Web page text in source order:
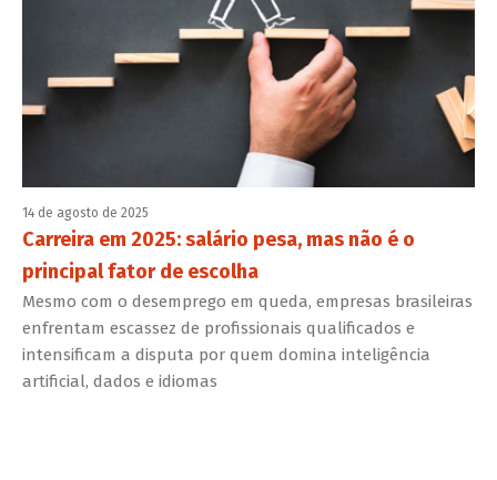
14 de agosto de 2025
Carreira em 2025: salário pesa, mas não é o
principal fator de escolha
Mesmo com o desemprego em queda, empresas brasileiras
enfrentam escassez de profissionais qualificados e
intensificam a disputa por quem domina inteligência
artificial, dados e idiomas